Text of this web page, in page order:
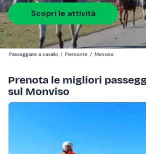
Scopri le attività
Passeggiate a cavallo / Piemonte / Monviso
Prenota le migliori
sul Monviso